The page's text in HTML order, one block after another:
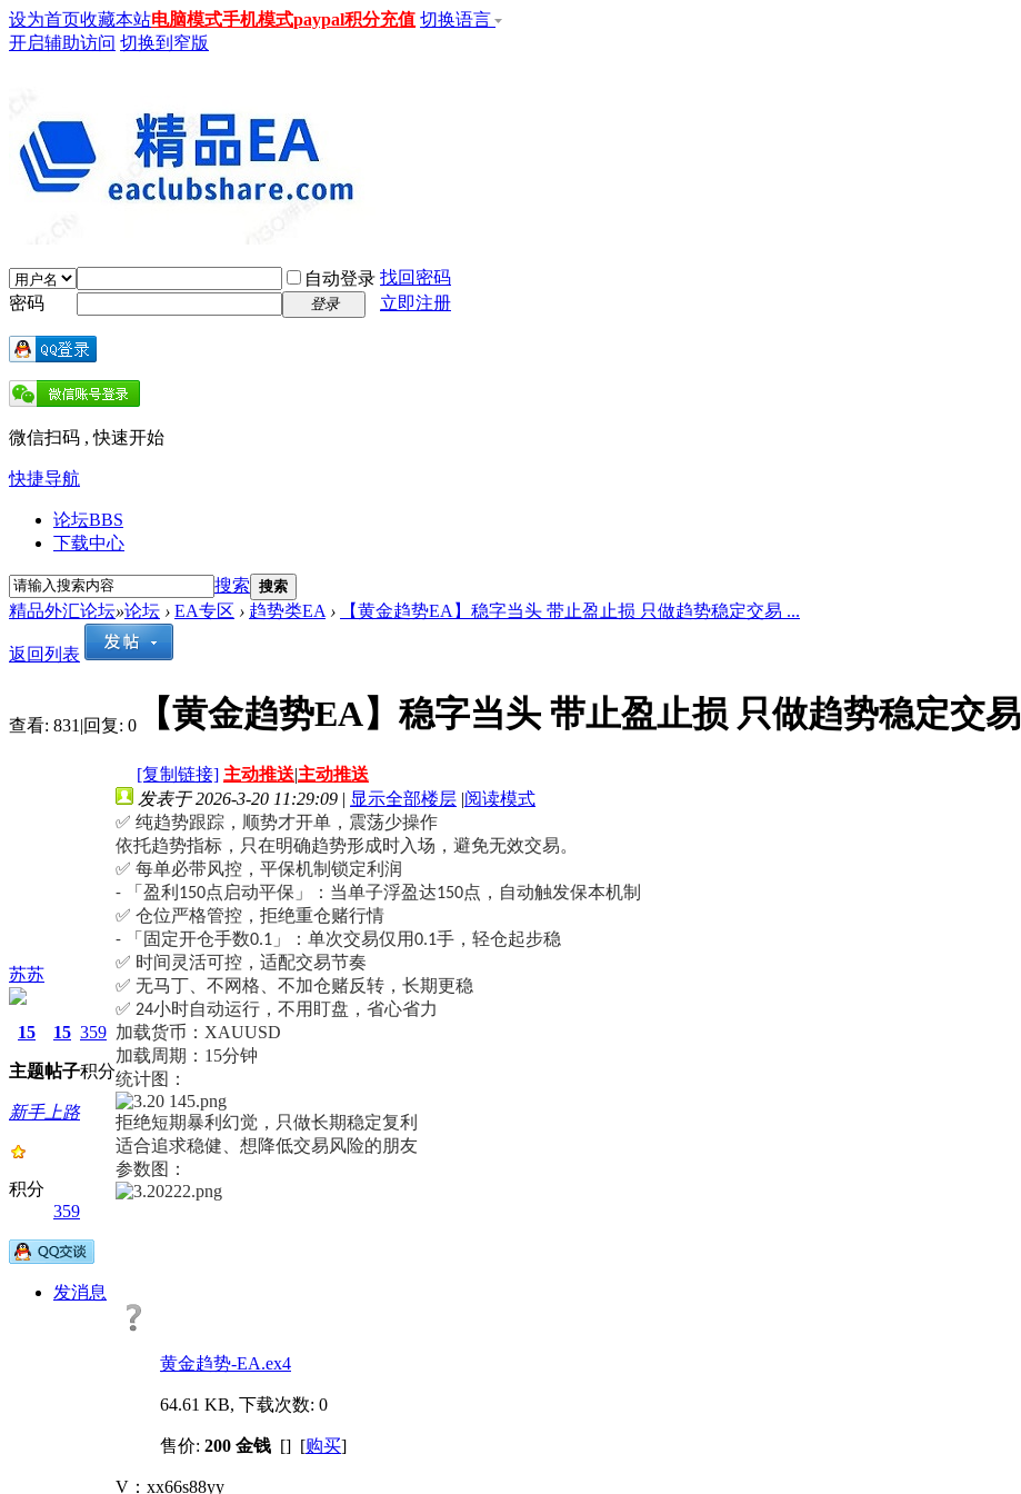
设为首页收藏本站电脑模式手机模式paypal积分充值 切换语言
开启辅助访问 切换到窄版
自动登录 找回密码
密码
登录 立即注册
微信扫码 , 快速开始
快捷导航
论坛BBS
下载中心
搜索 搜索
精品外汇论坛»论坛 › EA专区 › 趋势类EA › 【黄金趋势EA】稳字当头 带止盈止损 只做趋势稳定交易 ...
返回列表
查看: 831 |回复: 0 【黄金趋势EA】稳字当头 带止盈止损 只做趋势稳定交易
[复制链接] 主动推送|主动推送
苏苏
15
主题
15
帖子
359
积分
新手上路
积分
359
发消息
发表于 2026-3-20 11:29:09 | 显示全部楼层 |阅读模式
✅ 纯趋势跟踪，顺势才开单，震荡少操作
依托趋势指标，只在明确趋势形成时入场，避免无效交易。
✅ 每单必带风控，平保机制锁定利润
- 「盈利 150点启动平保」：当单子浮盈达150点，自动触发保本机制
✅ 仓位严格管控，拒绝重仓赌行情
- 「固定开仓手数0.1 」：单次交易仅用0.1手，轻仓起步稳
✅ 时间灵活可控，适配交易节奏
✅ 无马丁、不网格、不加仓赌反转，长期更稳
✅ 24小时自动运行，不用盯盘，省心省力
加载货币：XAUUSD
加载周期：15分钟
统计图：
拒绝短期暴利幻觉，只做长期稳定复利
适合追求稳健、想降低交易风险的朋友
参数图：
黄金趋势-EA.ex4
64.61 KB, 下载次数: 0
售价: 200 金钱 [] [购买]
V：xx66s88yy